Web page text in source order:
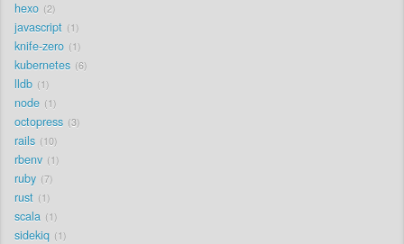
hexo 2
javascript 1
knife-zero 1
kubernetes 6
lldb 1
node 1
octopress 3
rails 10
rbenv 1
ruby 7
rust 1
scala 1
sidekiq 1